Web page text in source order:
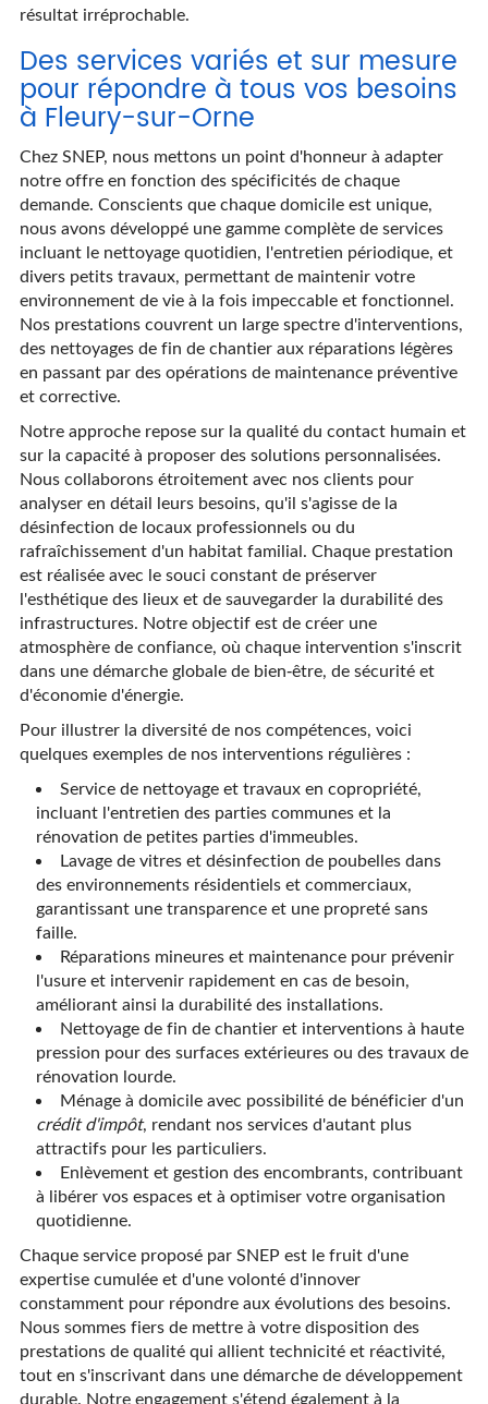
résultat irréprochable.
Des services variés et sur mesure
pour répondre à tous vos besoins
à Fleury-sur-Orne
Chez SNEP, nous mettons un point d'honneur à adapter
notre offre en fonction des spécificités de chaque
demande. Conscients que chaque domicile est unique,
nous avons développé une gamme complète de services
incluant le nettoyage quotidien, l'entretien périodique, et
divers petits travaux, permettant de maintenir votre
environnement de vie à la fois impeccable et fonctionnel.
Nos prestations couvrent un large spectre d'interventions,
des nettoyages de fin de chantier aux réparations légères
en passant par des opérations de maintenance préventive
et corrective.
Notre approche repose sur la qualité du contact humain et
sur la capacité à proposer des solutions personnalisées.
Nous collaborons étroitement avec nos clients pour
analyser en détail leurs besoins, qu'il s'agisse de la
désinfection de locaux professionnels ou du
rafraîchissement d'un habitat familial. Chaque prestation
est réalisée avec le souci constant de préserver
l'esthétique des lieux et de sauvegarder la durabilité des
infrastructures. Notre objectif est de créer une
atmosphère de confiance, où chaque intervention s'inscrit
dans une démarche globale de bien-être, de sécurité et
d'économie d'énergie.
Pour illustrer la diversité de nos compétences, voici
quelques exemples de nos interventions régulières :
Service de nettoyage et travaux en copropriété,
incluant l'entretien des parties communes et la
rénovation de petites parties d'immeubles.
Lavage de vitres et désinfection de poubelles dans
des environnements résidentiels et commerciaux,
garantissant une transparence et une propreté sans
faille.
Réparations mineures et maintenance pour prévenir
l'usure et intervenir rapidement en cas de besoin,
améliorant ainsi la durabilité des installations.
Nettoyage de fin de chantier et interventions à haute
pression pour des surfaces extérieures ou des travaux de
rénovation lourde.
Ménage à domicile avec possibilité de bénéficier d'un
crédit d'impôt, rendant nos services d'autant plus
attractifs pour les particuliers.
Enlèvement et gestion des encombrants, contribuant
à libérer vos espaces et à optimiser votre organisation
quotidienne.
Chaque service proposé par SNEP est le fruit d'une
expertise cumulée et d'une volonté d'innover
constamment pour répondre aux évolutions des besoins.
Nous sommes fiers de mettre à votre disposition des
prestations de qualité qui allient technicité et réactivité,
tout en s'inscrivant dans une démarche de développement
durable. Notre engagement s'étend également à la